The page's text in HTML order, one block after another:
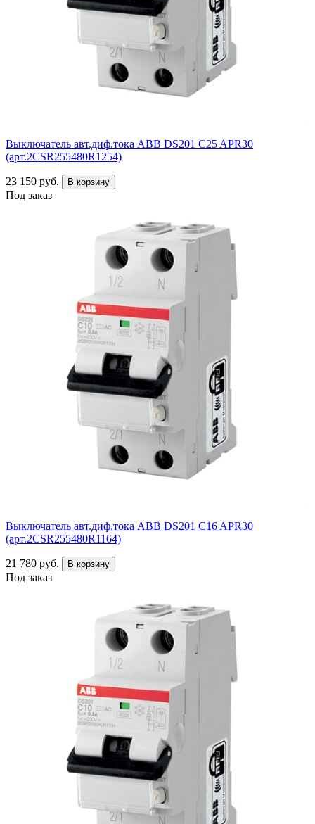
Выключатель авт.диф.тока ABB DS201 C25 APR30
(арт.2CSR255480R1254)
23 150 руб. В корзину
Под заказ
Выключатель авт.диф.тока ABB DS201 C16 APR30
(арт.2CSR255480R1164)
21 780 руб. В корзину
Под заказ